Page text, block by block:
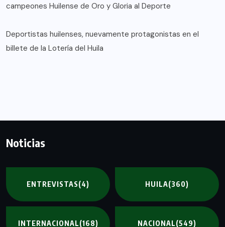
campeones Huilense de Oro y Gloria al Deporte
Deportistas huilenses, nuevamente protagonistas en el
billete de la Lotería del Huila
Noticias
ENTREVISTAS(4) HUILA(360)
INTERNACIONAL(168) NACIONAL(549)